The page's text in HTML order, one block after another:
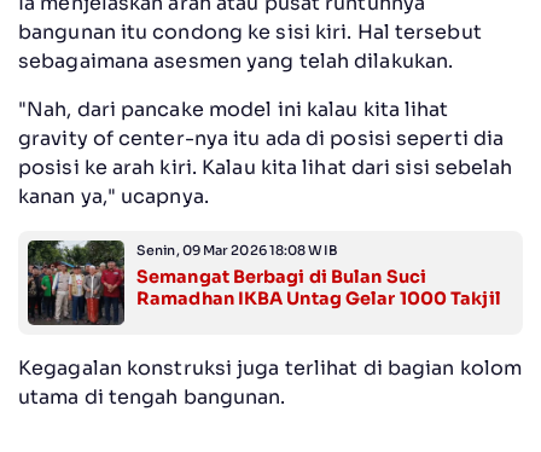
bangunan itu condong ke sisi kiri. Hal tersebut
sebagaimana asesmen yang telah dilakukan.
"Nah, dari pancake model ini kalau kita lihat
gravity of center-nya itu ada di posisi seperti dia
posisi ke arah kiri. Kalau kita lihat dari sisi sebelah
kanan ya," ucapnya.
Senin, 09 Mar 2026 18:08 WIB
Semangat Berbagi di Bulan Suci
Ramadhan IKBA Untag Gelar 1000 Takjil
Kegagalan konstruksi juga terlihat di bagian kolom
utama di tengah bangunan.